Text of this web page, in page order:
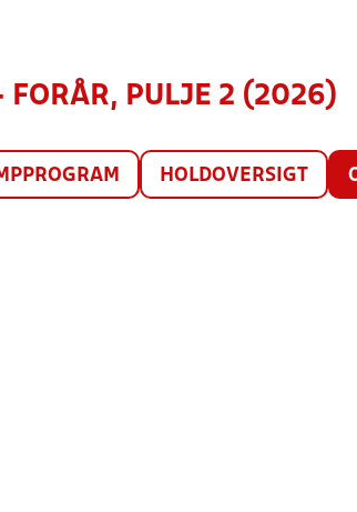
FORÅR, PULJE 2 (2026)
HOLDOVERSIGT